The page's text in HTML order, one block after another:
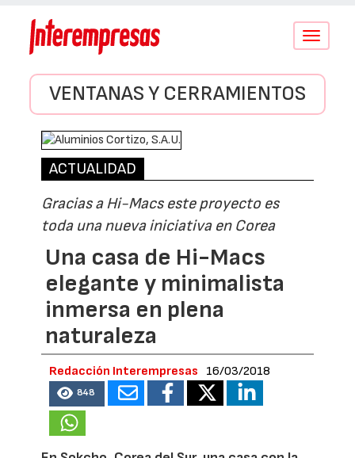
Conmutar
VENTANAS Y CERRAMIENTOS
ACTUALIDAD
Gracias a Hi-Macs este proyecto es
toda una nueva iniciativa en Corea
Una casa de Hi-Macs
elegante y minimalista
inmersa en plena
naturaleza
Redacción Interempresas 16/03/2018
848